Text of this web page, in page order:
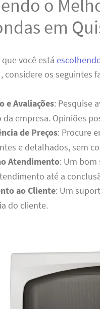
o
em
que você está
considere os seguintes
e Avaliações: Pesquise
da empresa. Opiniões
de Preços: Procure
e detalhados, sem
Atendimento: Um bom
até a
ao Cliente: Um
do cliente.